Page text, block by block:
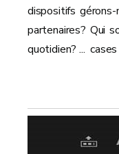
dispositifs
partenaires? Qui
quotidien? ...